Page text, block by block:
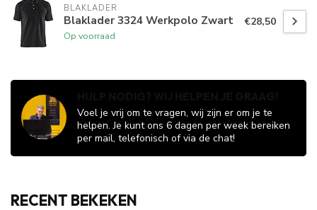
BLAKLADER
Blaklader 3324 Werkpolo Zwart
Op voorraad
€28,50
Voel je vrij om te vragen, wij zijn er om je te
helpen. Je kunt ons 6 dagen per week bereiken
per mail, telefonisch of via de chat!
RECENT BEKEKEN